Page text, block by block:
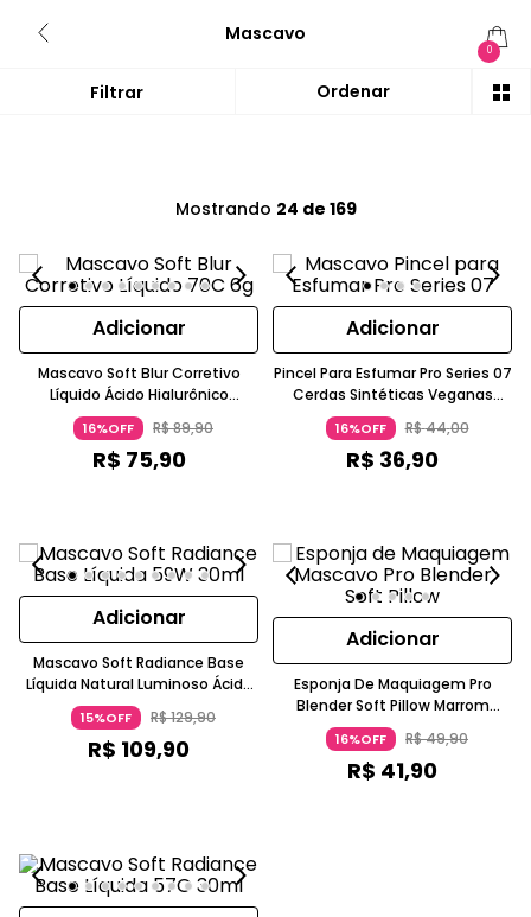
Mascavo
0
Mostrando 24 de 169
Adicionar
Mascavo Soft Blur Corretivo
Líquido Ácido Hialurônico
Caramelo MASCAVO
16%OFF R$89,90
R$ 75,90
Adicionar
Pincel Para Esfumar Pro Series 07
Cerdas Sintéticas Veganas
Caramelo MASCAVO
16%OFF R$44,00
R$ 36,90
Adicionar
Mascavo Soft Radiance Base
Líquida Natural Luminoso Ácido
Hialurônico Niacinamida 59W
Caramelo MASCAVO
15%OFF R$129,90
R$ 109,90
Adicionar
Esponja De Maquiagem Pro
Blender Soft Pillow Marrom
Mascavo
16%OFF R$49,90
R$ 41,90